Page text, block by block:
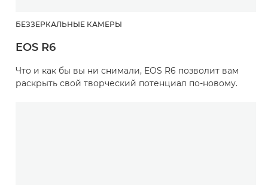
БЕЗЗЕРКАЛЬНЫЕ КАМЕРЫ
EOS R6
Что и как бы вы ни снимали, EOS R6 позволит вам
раскрыть свой творческий потенциал по-новому.